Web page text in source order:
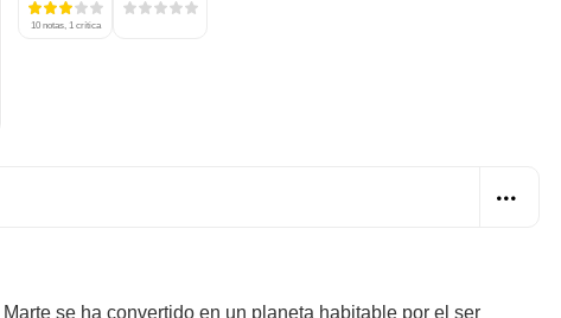
10 notas, 1 crítica
se ha convertido en un planeta habitable por el ser